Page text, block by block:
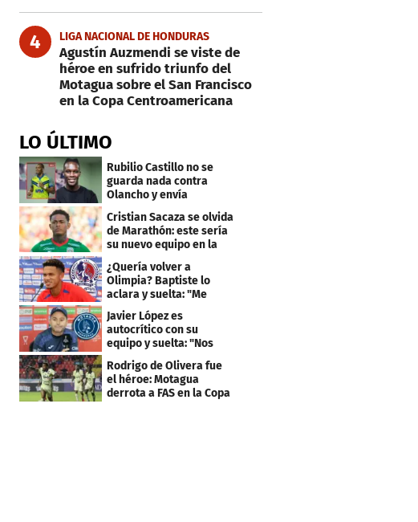
4 LIGA NACIONAL DE HONDURAS
Agustín Auzmendi se viste de
héroe en sufrido triunfo del
Motagua sobre el San Francisco
en la Copa Centroamericana
LO ÚLTIMO
Rubilio Castillo no se
guarda nada contra
Olancho y envía
mensaje a Bengtson
Cristian Sacaza se olvida
de Marathón: este sería
su nuevo equipo en la
Liga Nacional
¿Quería volver a
Olimpia? Baptiste lo
aclara y suelta: "Me
faltaba un equipo
grande"
Javier López es
autocrítico con su
equipo y suelta: "Nos
costó muchísimo..."
Rodrigo de Olivera fue
el héroe: Motagua
derrota a FAS en la Copa